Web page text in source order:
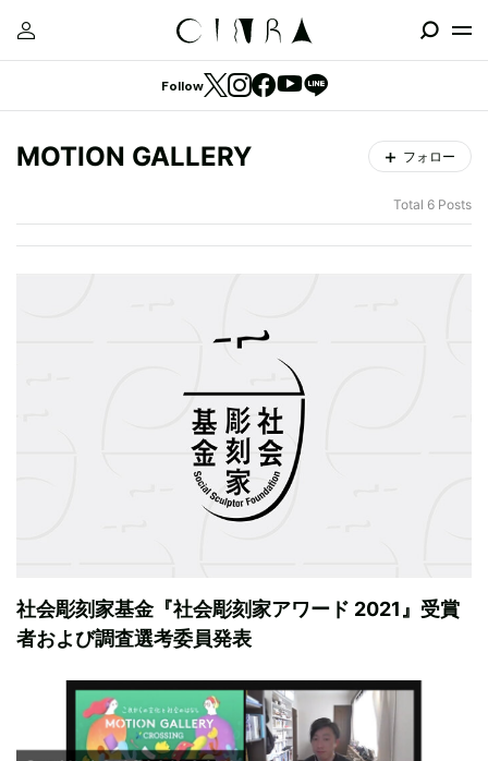
Follow
MOTION GALLERY フォロー
Total 6 Posts
社会彫刻家基金『社会彫刻家アワード 2021』受賞
者および調査選考委員発表